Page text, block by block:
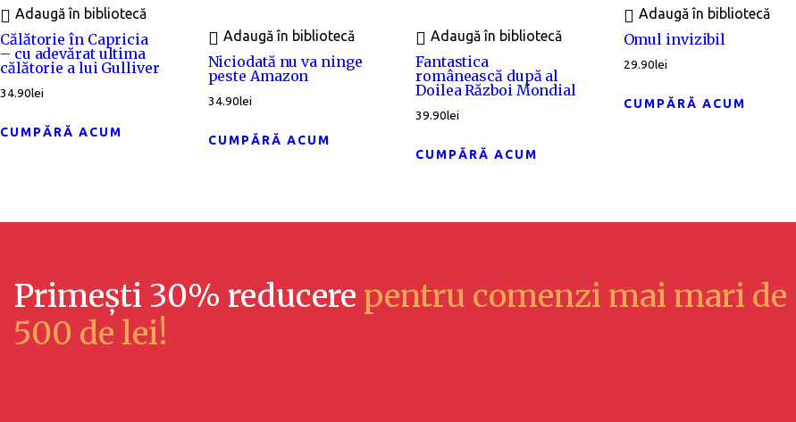
Adaugă în bibliotecă
Călătorie în Capricia
– cu adevărat ultima
călătorie a lui Gulliver
34.90lei
CUMPĂRĂ ACUM
Adaugă în bibliotecă
Niciodată nu va ninge
peste Amazon
34.90lei
CUMPĂRĂ ACUM
Adaugă în bibliotecă
Fantastica
românească după al
Doilea Război Mondial
39.90lei
CUMPĂRĂ ACUM
Adaugă în bibliotecă
Omul invizibil
29.90lei
CUMPĂRĂ ACUM
Primești 30% reducere pentru comenzi mai mari de
500 de lei!